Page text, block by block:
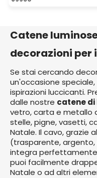
Catene
decorazioni per
Se stai cercando
un'occasione
ispirazioni luccicanti.
dalle nostre catene
vetro, carta e metallo
stelle, pigne, vasetti,
Natale. Il cavo, grazie
(trasparente, argento,
integra
puoi facilmente
Natale o ad altri